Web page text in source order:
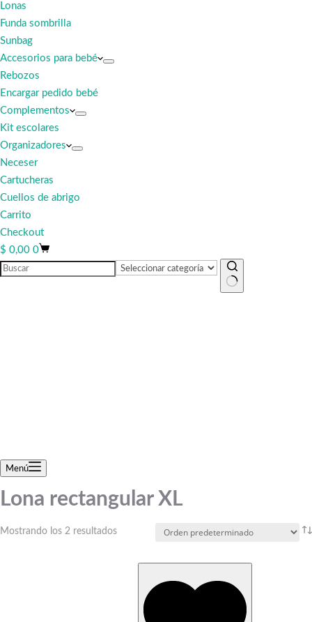
Lonas
Funda sombrilla
Sunbag
Accesorios para bebé
Rebozos
Encargar pedido bebé
Complementos
Kit escolares
Organizadores
Neceser
Cartucheras
Cuellos de abrigo
Carrito
Checkout
Carro
de
$ 0,00 0
Menú
Lona rectangular XL
Mostrando los 2 resultados
producto
tiene